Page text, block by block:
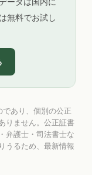
無料でお試し
あり、個別の公正
りません。公正証書
弁護士・司法書士な
うるため、最新情報